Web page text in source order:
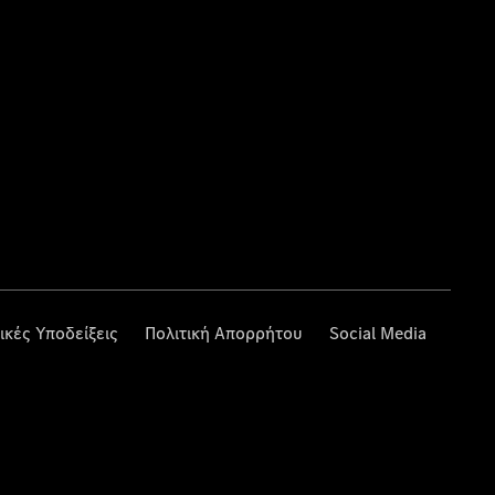
Υποδείξεις Πολιτική Απορρήτου Social Media